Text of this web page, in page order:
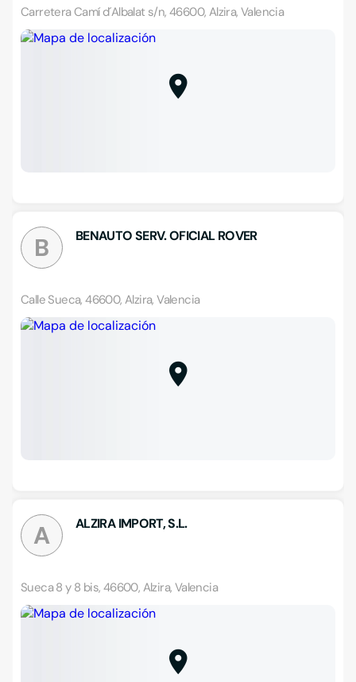
Carretera Camí d´Albalat s/n, 46600, Alzira, Valencia
B BENAUTO SERV. OFICIAL ROVER
Calle Sueca, 46600, Alzira, Valencia
A ALZIRA IMPORT, S.L.
Sueca 8 y 8 bis, 46600, Alzira, Valencia